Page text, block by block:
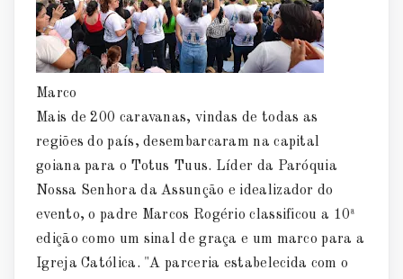
Marco
Mais de 200 caravanas, vindas de todas as
regiões do país, desembarcaram na capital
goiana para o Totus Tuus. Líder da Paróquia
Nossa Senhora da Assunção e idealizador do
evento, o padre Marcos Rogério classificou a 10ª
edição como um sinal de graça e um marco para a
Igreja Católica. "A parceria estabelecida com o